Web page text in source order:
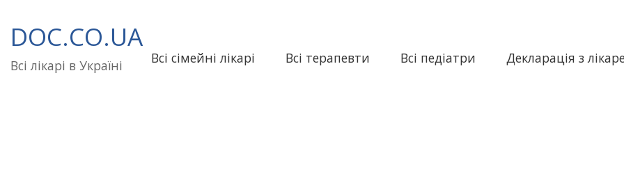
до
вмісту
DOC.CO.UA
Всі лікарі в Україні Всі сімейні лікарі Всі терапевти Всі педіатри Декларація з